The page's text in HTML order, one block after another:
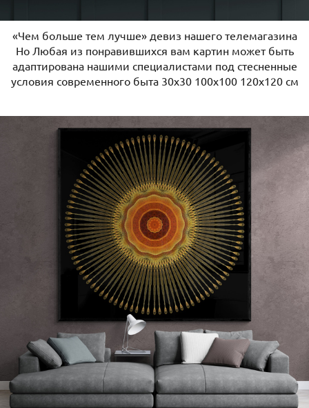
«Чем больше тем лучше» девиз нашего телемагазина
Но Любая из понравившихся вам картин может быть
адаптирована нашими специалистами под стесненные
условия современного быта 30х30 100х100 120х120 см